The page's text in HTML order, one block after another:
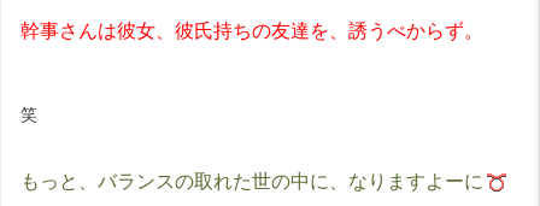
幹事さんは彼女、彼氏持ちの友達を、誘うべからず。
笑
もっと、バランスの取れた世の中に、なりますよーに